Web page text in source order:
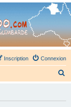
Connexion
Inscription